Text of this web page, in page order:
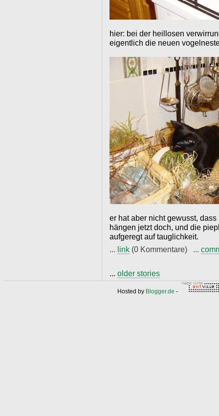
hier: bei der heillosen
eigentlich die neuen
er hat aber nicht gewusst,
hängen jetzt doch, und die
aufgeregt auf tauglichkeit.
... link (0 Kommentare) ...
... older stories
Hosted by Blogger.de -